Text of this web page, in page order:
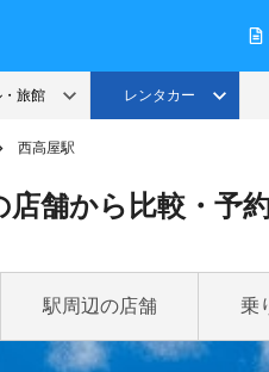
西高屋駅
舗から比較・予
駅周辺の店舗 乗